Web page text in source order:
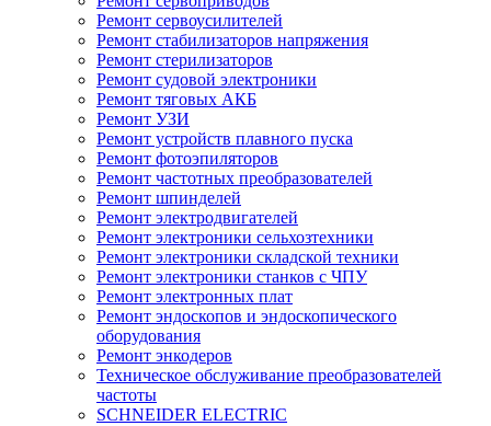
Ремонт сервоусилителей
Ремонт стабилизаторов напряжения
Ремонт стерилизаторов
Ремонт судовой электроники
Ремонт тяговых АКБ
Ремонт УЗИ
Ремонт устройств плавного пуска
Ремонт фотоэпиляторов
Ремонт частотных преобразователей
Ремонт шпинделей
Ремонт электродвигателей
Ремонт электроники сельхозтехники
Ремонт электроники складской техники
Ремонт электроники станков с ЧПУ
Ремонт электронных плат
Ремонт эндоскопов и эндоскопического
оборудования
Ремонт энкодеров
Техническое обслуживание преобразователей
частоты
SCHNEIDER ELECTRIC